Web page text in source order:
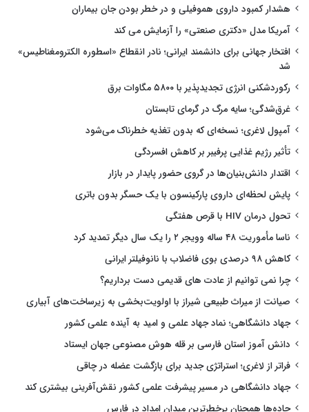
هشدار کمبود داروی هموفیلی و در خطر بودن جان بیماران
آمریکا مدل «دکتری صنعتی» را آزمایش می کند
افتخار جهانی برای دانشمند ایرانی؛ نادر انقطاع «اسطوره الکترومغناطیس»
شد
رکوردشکنی انرژی تجدیدپذیر با ۵۸۰۰ مگاوات برق
غرق‌شدگی؛ سایه مرگ در گرمای تابستان
آمپول لاغری؛ نسخه‌ای که بدون تغذیه خطرناک می‌شود
تأثیر رژیم غذایی پرفیبر بر کاهش افسردگی
اقتدار دانش‌بنیان‌ها در گروی حضور پایدار در بازار
پایش لحظه‌ای داروی پارکینسون با یک حسگر بدون باتری
تحول درمان HIV با قرص هفتگی
ناسا مأموریت ۴۸ ساله وویجر ۲ را یک سال دیگر تمدید کرد
کاهش ۹۸ درصدی بوی فاضلاب با نانوفیلتر ایرانی
چرا نمی توانیم از عادت های قدیمی دست برداریم؟
صیانت از میراث طبیعی شیراز با اولویت‌بخشی به زیرساخت‌های آبیاری
جهاد دانشگاهی؛ نماد جهاد علمی و امید به آینده علمی کشور
دانش آموز استان فارسی بر قله هوش مصنوعی جهان ایستاد
فراتر از لاغری؛ استراتژی جدید برای بازگشت عضله در چاقی
جهاد دانشگاهی در مسیر پیشرفت علمی کشور نقش‌آفرینی بیشتری کند
جاده‌ها همچنان پرخطرترین میدان امداد در فارس